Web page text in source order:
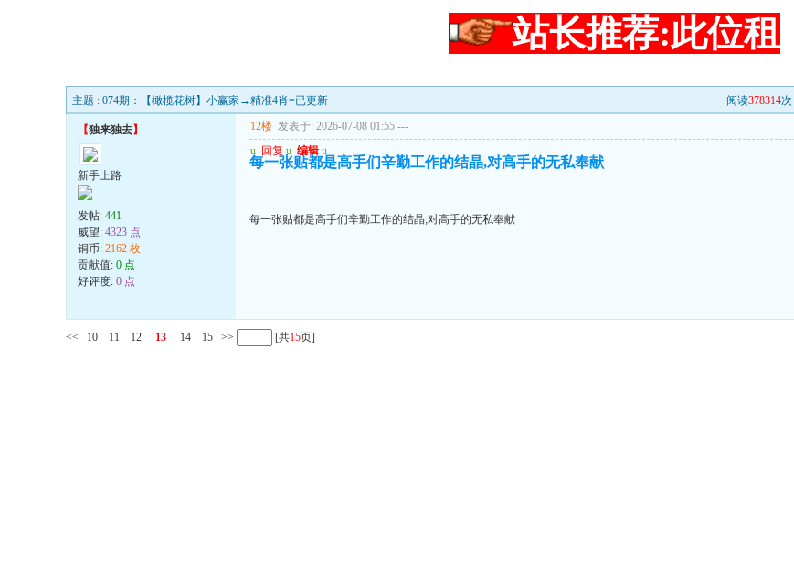
站长推荐:此位租
主题 : 074期：【橄榄花树】小赢家→精准4肖=已更新 阅读378314次 |
【独来独去】
新手上路
发帖: 441
威望: 4323 点
铜币: 2162 枚
贡献值: 0 点
好评度: 0 点
12楼 发表于: 2026-07-08 01:55 ---
u 回复 u 编辑 u
每一张贴都是高手们辛勤工作的结晶,对高手的无私奉献
每一张贴都是高手们辛勤工作的结晶,对高手的无私奉献
<< 10 11 12 13 14 15 >> [共15页]